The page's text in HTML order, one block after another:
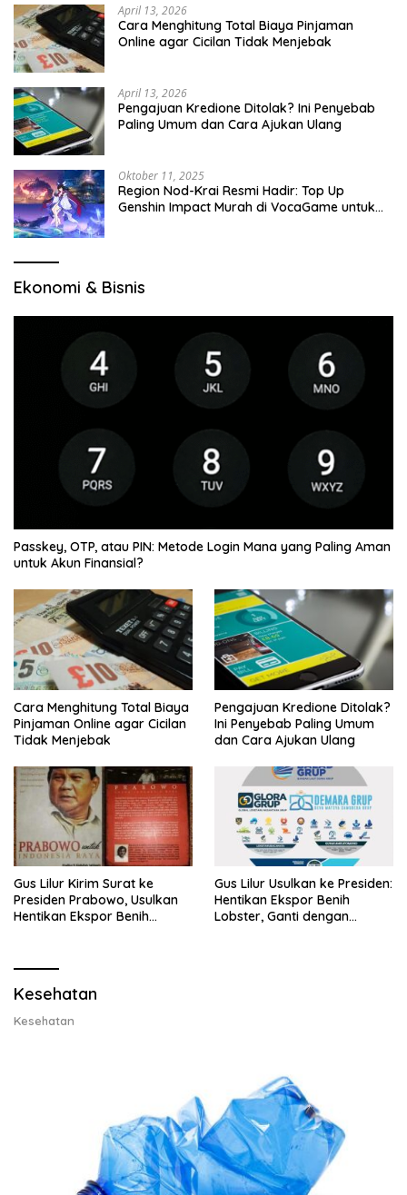
April 13, 2026
Cara Menghitung Total Biaya Pinjaman
Online agar Cicilan Tidak Menjebak
April 13, 2026
Pengajuan Kredione Ditolak? Ini Penyebab
Paling Umum dan Cara Ajukan Ulang
Oktober 11, 2025
Region Nod-Krai Resmi Hadir: Top Up
Genshin Impact Murah di VocaGame untuk
Ekonomi & Bisnis
Passkey, OTP, atau PIN: Metode Login Mana yang Paling Aman
untuk Akun Finansial?
Cara Menghitung Total Biaya
Pinjaman Online agar Cicilan
Tidak Menjebak
Pengajuan Kredione Ditolak?
Ini Penyebab Paling Umum
dan Cara Ajukan Ulang
Gus Lilur Kirim Surat ke
Presiden Prabowo, Usulkan
Hentikan Ekspor Benih
Gus Lilur Usulkan ke Presiden:
Hentikan Ekspor Benih
Lobster, Ganti dengan
Kesehatan
Kesehatan